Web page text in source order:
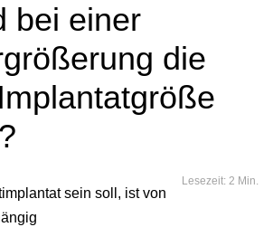
bei einer
die
Lesezeit: 2 Min.
sein soll, ist von